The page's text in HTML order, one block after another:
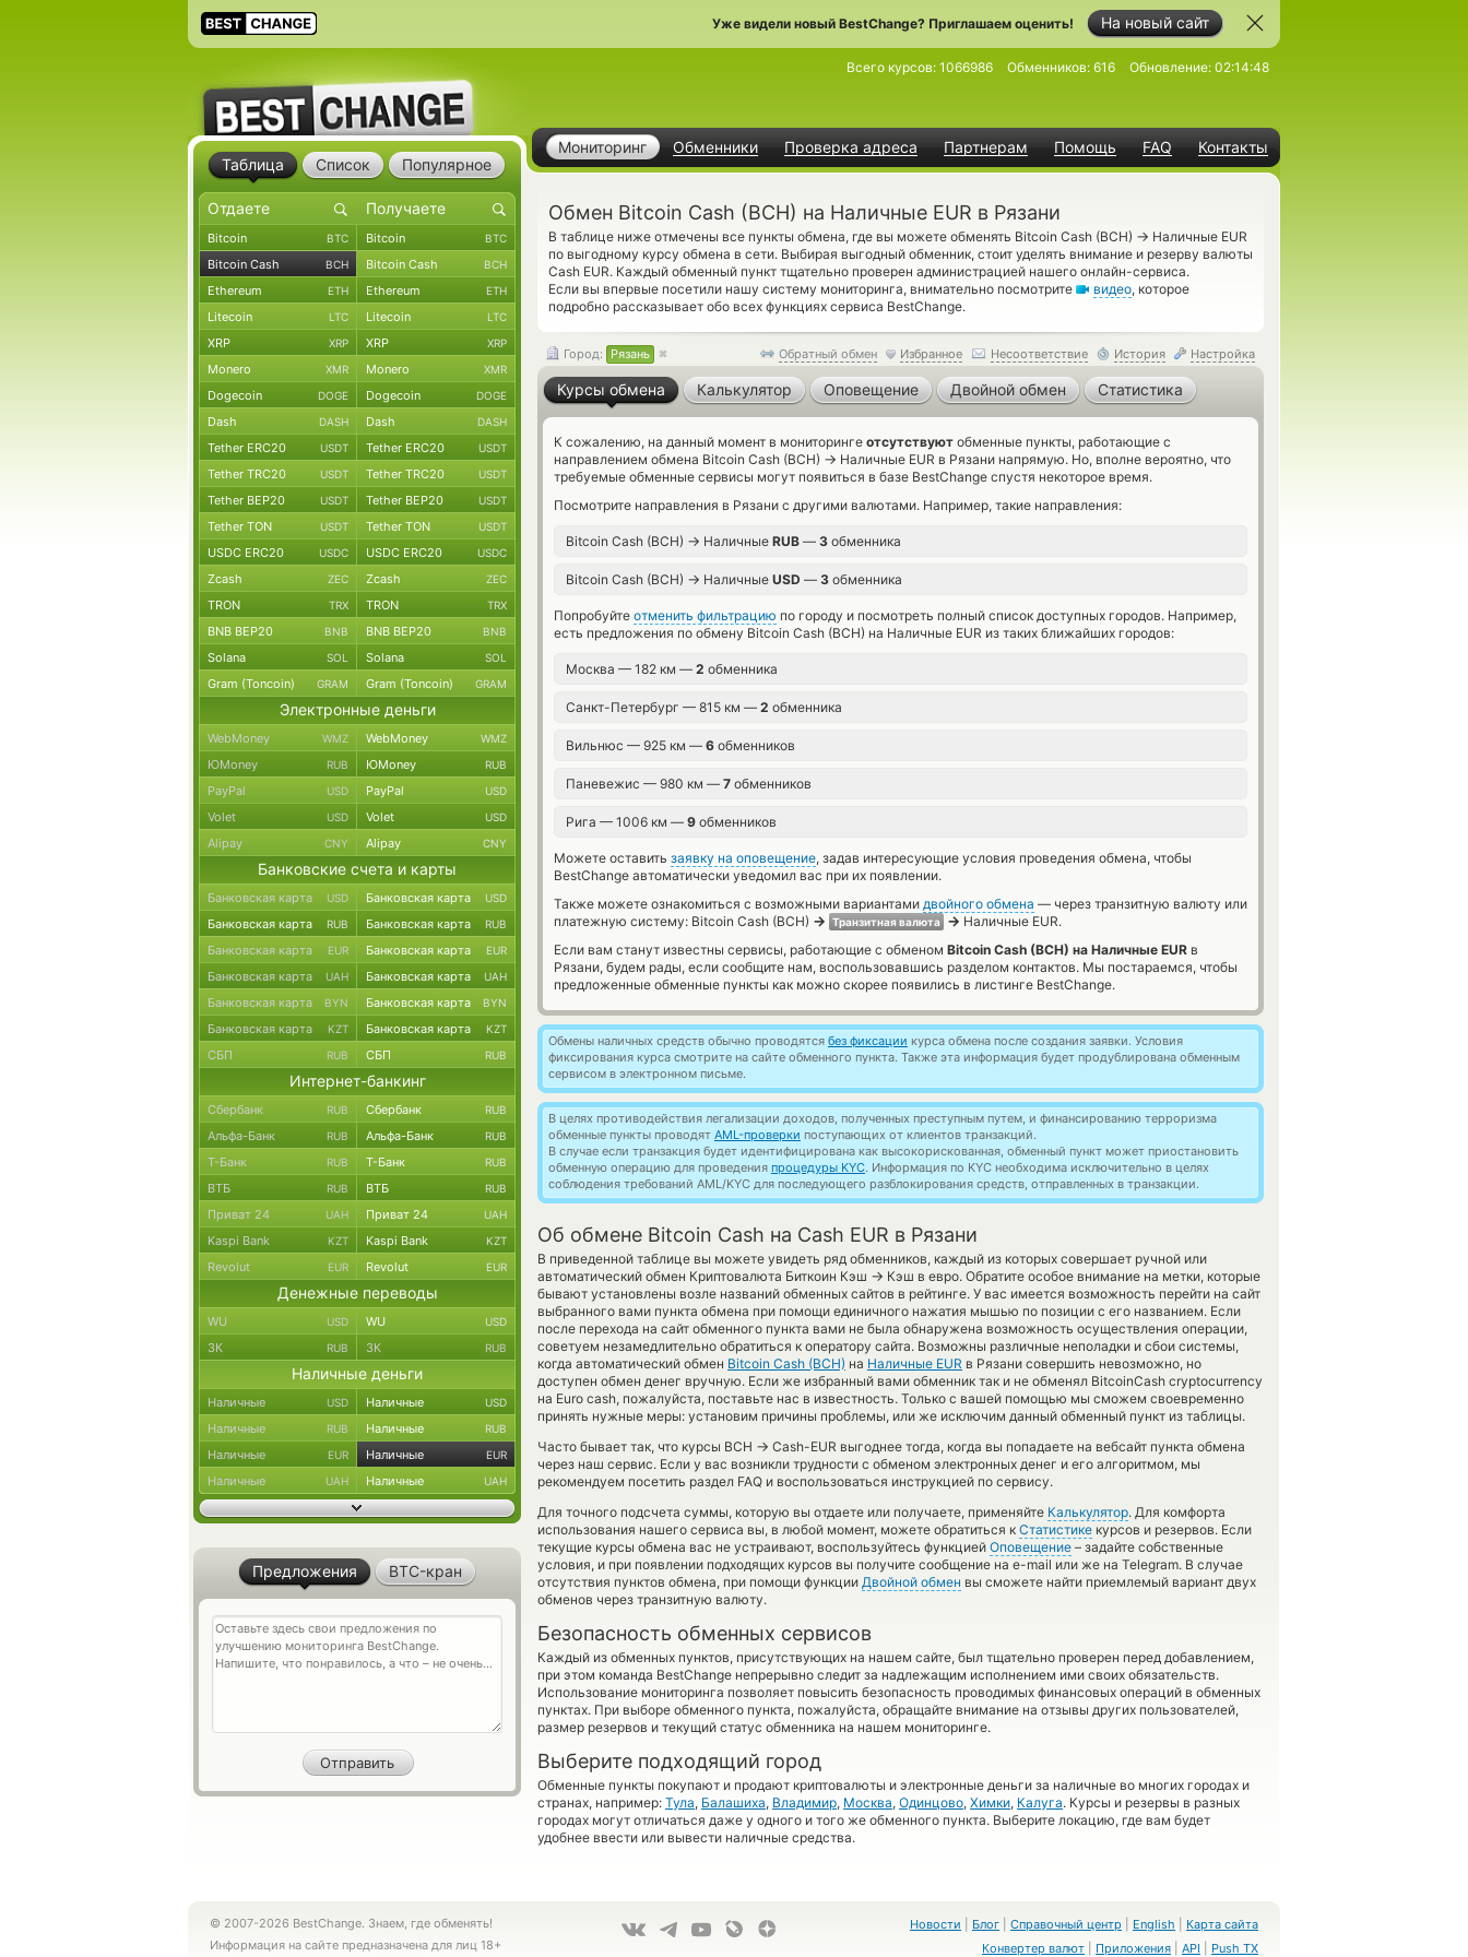
На новый сайт
Уже видели новый BestChange? Приглашаем оценить!
Мониторинг Обменники Проверка адреса Партнерам Помощь FAQ Контакты
Всего курсов: 1066986 Обменников: 616 Обновление: 02:14:48
Обмен Bitcoin Cash (BCH) на Наличные EUR в Рязани
В таблице ниже отмечены все пункты обмена, где вы можете обменять Bitcoin Cash (BCH) → Наличные EUR
по выгодному курсу обмена в сети. Выбирая выгодный обменник, стоит уделять внимание и резерву валюты
Cash EUR. Каждый обменный пункт тщательно проверен администрацией нашего онлайн-сервиса.
Если вы впервые посетили нашу систему мониторинга, внимательно посмотрите
видео, которое
подробно рассказывает обо всех функциях сервиса BestChange.
Обратный обмен Избранное Несоответствие История Настройка
Город: Рязань
Курсы обмена Калькулятор Оповещение Двойной обмен Статистика
К сожалению, на данный момент в мониторинге отсутствуют обменные пункты, работающие с
направлением обмена Bitcoin Cash (BCH) → Наличные EUR в Рязани напрямую. Но, вполне вероятно, что
требуемые обменные сервисы могут появиться в базе BestChange спустя некоторое время.
Посмотрите направления в Рязани с другими валютами. Например, такие направления:
Bitcoin Cash (BCH) → Наличные RUB — 3 обменника
Bitcoin Cash (BCH) → Наличные USD — 3 обменника
Попробуйте отменить фильтрацию по городу и посмотреть полный список доступных городов. Например,
есть предложения по обмену Bitcoin Cash (BCH) на Наличные EUR из таких ближайших городов:
Москва — 182 км — 2 обменника
Санкт-Петербург — 815 км — 2 обменника
Вильнюс — 925 км — 6 обменников
Паневежис — 980 км — 7 обменников
Рига — 1006 км — 9 обменников
Можете оставить заявку на оповещение, задав интересующие условия проведения обмена, чтобы
BestChange автоматически уведомил вас при их появлении.
Также можете ознакомиться с возможными вариантами двойного обмена — через транзитную валюту или
платежную систему: Bitcoin Cash (BCH) → Транзитная валюта → Наличные EUR.
Если вам станут известны сервисы, работающие с обменом Bitcoin Cash (BCH) на Наличные EUR в
Рязани, будем рады, если сообщите нам, воспользовавшись разделом контактов. Мы постараемся, чтобы
предложенные обменные пункты как можно скорее появились в листинге BestChange.
Обмены наличных средств обычно проводятся без фиксации курса обмена после создания заявки. Условия
фиксирования курса смотрите на сайте обменного пункта. Также эта информация будет продублирована обменным
сервисом в электронном письме.
В целях противодействия легализации доходов, полученных преступным путем, и финансированию терроризма
обменные пункты проводят AML-проверки поступающих от клиентов транзакций.
В случае если транзакция будет идентифицирована как высокорискованная, обменный пункт может приостановить
обменную операцию для проведения процедуры KYC. Информация по KYC необходима исключительно в целях
соблюдения требований AML/KYC для последующего разблокирования средств, отправленных в транзакции.
Об обмене Bitcoin Cash на Cash EUR в Рязани
В приведенной таблице вы можете увидеть ряд обменников, каждый из которых совершает ручной или
автоматический обмен Криптовалюта Биткоин Кэш → Кэш в евро. Обратите особое внимание на метки, которые
бывают установлены возле названий обменных сайтов в рейтинге. У вас имеется возможность перейти на сайт
выбранного вами пункта обмена при помощи единичного нажатия мышью по позиции с его названием. Если
после перехода на сайт обменного пункта вами не была обнаружена возможность осуществления операции,
советуем незамедлительно обратиться к оператору сайта. Возможны различные неполадки и сбои системы,
когда автоматический обмен Bitcoin Cash (BCH) на Наличные EUR в Рязани совершить невозможно, но
доступен обмен денег вручную. Если же избранный вами обменник так и не обменял BitcoinCash cryptocurrency
на Euro cash, пожалуйста, поставьте нас в известность. Только с вашей помощью мы сможем своевременно
принять нужные меры: установим причины проблемы, или же исключим данный обменный пункт из таблицы.
Часто бывает так, что курсы BCH → Cash-EUR выгоднее тогда, когда вы попадаете на вебсайт пункта обмена
через наш сервис. Если у вас возникли трудности с обменом электронных денег и его алгоритмом, мы
рекомендуем посетить раздел FAQ и воспользоваться инструкцией по сервису.
Для точного подсчета суммы, которую вы отдаете или получаете, применяйте Калькулятор. Для комфорта
использования нашего сервиса вы, в любой момент, можете обратиться к Статистике курсов и резервов. Если
текущие курсы обмена вас не устраивают, воспользуйтесь функцией Оповещение – задайте собственные
условия, и при появлении подходящих курсов вы получите сообщение на e-mail или же на Telegram. В случае
отсутствия пунктов обмена, при помощи функции Двойной обмен вы сможете найти приемлемый вариант двух
обменов через транзитную валюту.
Безопасность обменных сервисов
Каждый из обменных пунктов, присутствующих на нашем сайте, был тщательно проверен перед добавлением,
при этом команда BestChange непрерывно следит за надлежащим исполнением ими своих обязательств.
Использование мониторинга позволяет повысить безопасность проводимых финансовых операций в обменных
пунктах. При выборе обменного пункта, пожалуйста, обращайте внимание на отзывы других пользователей,
размер резервов и текущий статус обменника на нашем мониторинге.
Выберите подходящий город
Обменные пункты покупают и продают криптовалюты и электронные деньги за наличные во многих городах и
странах, например: Тула, Балашиха, Владимир, Москва, Одинцово, Химки, Калуга. Курсы и резервы в разных
городах могут отличаться даже у одного и того же обменного пункта. Выберите локацию, где вам будет
удобнее ввести или вывести наличные средства.
Таблица Список Популярное
Bitcoin BTC Bitcoin BTC
Bitcoin Cash BCH Bitcoin Cash BCH
Ethereum ETH Ethereum ETH
Litecoin LTC Litecoin LTC
XRP XRP XRP XRP
Monero XMR Monero XMR
Dogecoin DOGE Dogecoin DOGE
Dash DASH Dash DASH
Tether ERC20 USDT Tether ERC20 USDT
Tether TRC20 USDT Tether TRC20 USDT
Tether BEP20 USDT Tether BEP20 USDT
Tether TON USDT Tether TON USDT
USDC ERC20 USDC USDC ERC20 USDC
Zcash ZEC Zcash ZEC
TRON TRX TRON TRX
BNB BEP20 BNB BNB BEP20 BNB
Solana SOL Solana SOL
Gram (Toncoin) GRAM Gram (Toncoin) GRAM
Электронные деньги
WebMoney WMZ WebMoney WMZ
ЮMoney RUB ЮMoney RUB
PayPal USD PayPal USD
Volet USD Volet USD
Alipay CNY Alipay CNY
Банковские счета и карты
Банковская карта USD Банковская карта USD
Банковская карта RUB Банковская карта RUB
Банковская карта EUR Банковская карта EUR
Банковская карта UAH Банковская карта UAH
Банковская карта BYN Банковская карта BYN
Банковская карта KZT Банковская карта KZT
СБП RUB СБП RUB
Интернет-банкинг
Сбербанк RUB Сбербанк RUB
Альфа-Банк RUB Альфа-Банк RUB
Т-Банк RUB Т-Банк RUB
ВТБ RUB ВТБ RUB
Приват 24 UAH Приват 24 UAH
Kaspi Bank KZT Kaspi Bank KZT
Revolut EUR Revolut EUR
Денежные переводы
WU USD WU USD
ЗК RUB ЗК RUB
Наличные деньги
Наличные USD Наличные USD
Наличные RUB Наличные RUB
Наличные EUR Наличные EUR
Наличные UAH Наличные UAH
Предложения BTC-кран
© 2007-2026 BestChange. Знаем, где обменять!
Информация на сайте предназначена для лиц 18+
Новости Блог Справочный центр English
Карта сайта
Конвертер валют
Приложения API Push TX